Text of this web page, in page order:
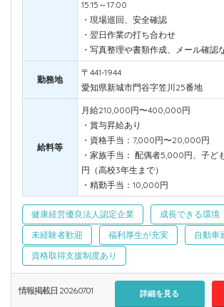
15:15～17:00
・現場巡回、安全確認
・翌日作業の打ち合わせ
・写真整理や書類作成、メール確認
勤務地
〒441-1944
愛知県新城市門谷字笠川25番地
給料等
月給210,000円〜400,000円
・賞与昇給あり
・資格手当：7,000円〜20,000円
・家族手当： 配偶者5,000円、子ど
円（高校3年生まで）
・精勤手当：10,000円
健康経営優良法人認定企業
成長できる環境
未経験者歓迎
福利厚生が充実
自動車
資格取得支援制度あり
情報掲載日 2026.07.01 詳細を見る